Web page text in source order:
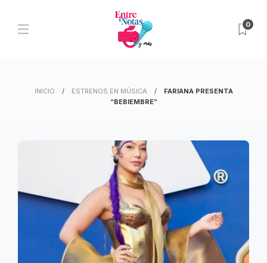
0
INICIO ESTRENOS EN MÚSICA
FARIANA PRESENTA
“BEBIEMBRE”